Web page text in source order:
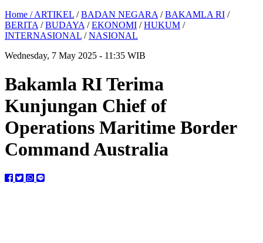
Home /ARTIKEL /BADAN NEGARA /BAKAMLA RI /
BERITA /BUDAYA /EKONOMI /HUKUM /
INTERNASIONAL /NASIONAL
Wednesday, 7 May 2025 - 11:35 WIB
Bakamla RI Terima
Kunjungan Chief of
Operations Maritime Border
Command Australia